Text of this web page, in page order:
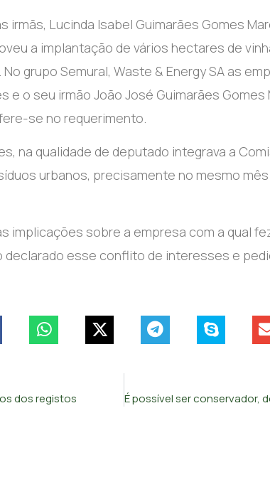
irmãs, Lucinda Isabel Guimarães Gomes
a implantação de vários hectares de
grupo Semural, Waste & Energy SA as
e o seu irmão João José Guimarães
se no requerimento.
na qualidade de deputado integrava a
urbanos, precisamente no mesmo
implicações sobre a empresa com a qual
esse conflito de interesses e
dos registos